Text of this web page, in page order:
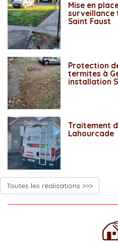
Mise en
surveillance
Saint Faust
Protection
termites à
installation
Traitement
Lahourcade
Toutes les réalisations >>>